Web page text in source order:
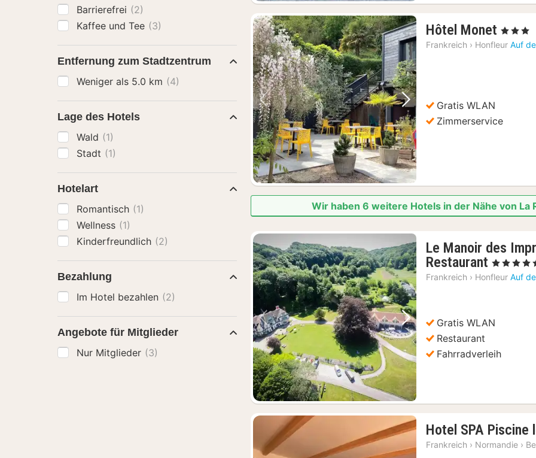
Vorheriges Bild Nächstes Bild
Hôtel Monet 1
Nacht
, 3 Sterne
Frankreich › Honfleur Auf
Gratis WLAN
Zimmerservice
Wir haben 6 weitere Hotels in der Nähe von
Vorheriges Bild Nächstes Bild
Le Manoir des
Restaurant 1
Nacht
€
, 5 Sterne
Frankreich › Honfleur Auf
Gratis WLAN
Restaurant
Fahrradverleih
Hotel SPA Piscine
Frankreich › Normandie ›
Barrierefrei (2)
Kaffee und Tee (3)
Entfernung zum Stadtzentrum
Weniger als 5.0 km (4)
Lage des Hotels
Wald (1)
Stadt (1)
Hotelart
Romantisch (1)
Wellness (1)
Kinderfreundlich (2)
Bezahlung
Im Hotel bezahlen (2)
Angebote für Mitglieder
Nur Mitglieder (3)